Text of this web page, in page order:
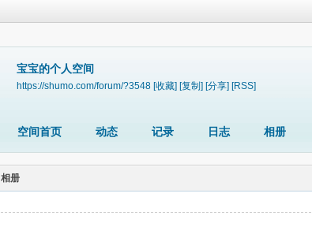
宝宝的个人空间
https://shumo.com/forum/?3548 [收藏] [复制] [分享] [RSS]
空间首页 动态 记录 日志 相册
相册